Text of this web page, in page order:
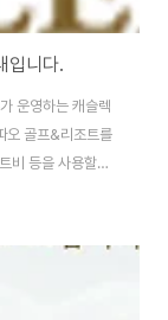
입니다.
운영하는 캐슬렉
오 골프&리조트를
비 등을 사용할수
불카드 안내] ※